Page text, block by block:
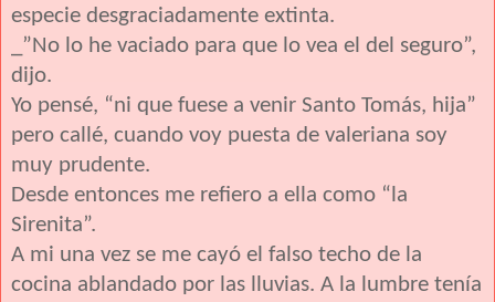
especie desgraciadamente extinta.
_”No lo he vaciado para que lo vea el del seguro”,
dijo.
Yo pensé, “ni que fuese a venir Santo Tomás, hija”
pero callé, cuando voy puesta de valeriana soy
muy prudente.
Desde entonces me refiero a ella como “la
Sirenita”.
A mi una vez se me cayó el falso techo de la
cocina ablandado por las lluvias. A la lumbre tenía